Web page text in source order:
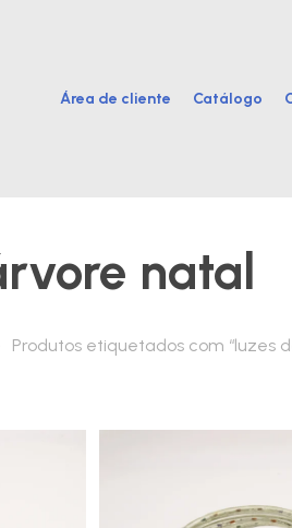
Área de cliente Catálogo
natal
Produtos etiquetados com “luzes